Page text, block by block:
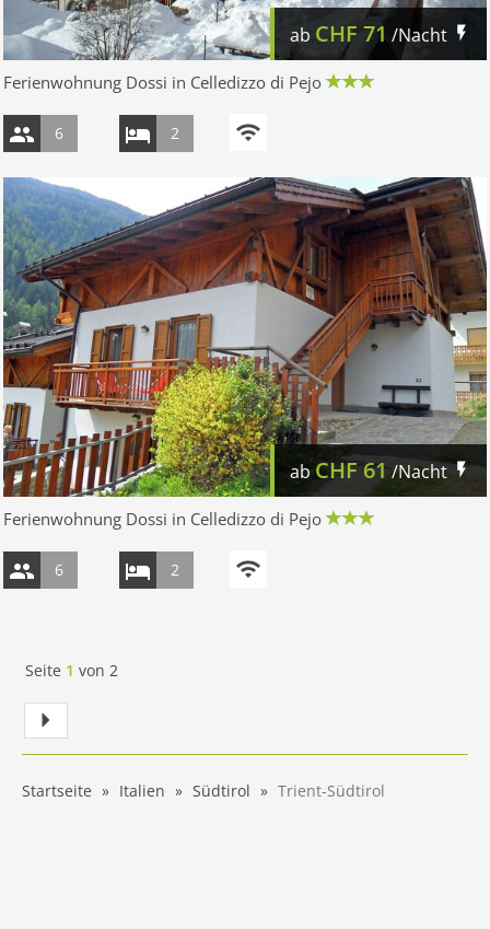
ab CHF 71 /Nacht
Ferienwohnung Dossi in Celledizzo di Pejo
6 2
abCHF61/Nacht
Ferienwohnung Dossi in Celledizzo di Pejo
6 2
Seite 1 von 2
Startseite Italien Südtirol Trient-Südtirol